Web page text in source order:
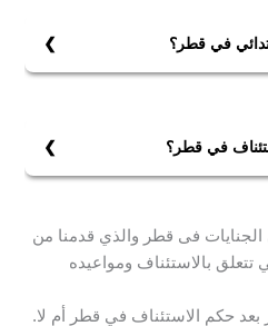
بحال كان غيابيًا. أو منذ تاريخ
في قطر؟
الصادر. أو بطلانًا
في قطر؟
الجنايات فى قطر والذي قدمنا من
تتعلق بالاستئناف ومواعيده
بعد حكم الاستئناف في قطر أم لا.